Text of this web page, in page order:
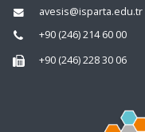
avesis@isparta.edu.tr
+90 (246) 214 60 00
+90 (246) 228 30 06